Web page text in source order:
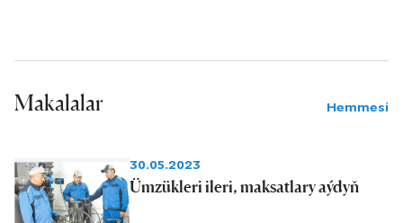
Makalalar Hemmesi
30.05.2023
Ümzükleri ileri, maksatlary aýdyň